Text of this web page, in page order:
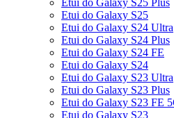
Etui do Galaxy S25 Plus
Etui do Galaxy S25
Etui do Galaxy S24 Ultra
Etui do Galaxy S24 Plus
Etui do Galaxy S24 FE
Etui do Galaxy S24
Etui do Galaxy S23 Ultra
Etui do Galaxy S23 Plus
Etui do Galaxy S23 FE
Etui do Galaxy S23